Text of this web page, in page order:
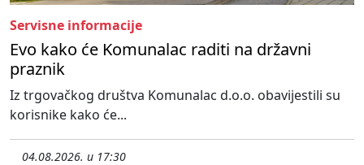
Servisne informacije
Evo kako će Komunalac raditi na državni
praznik
Iz trgovačkog društva Komunalac d.o.o. obavijestili su
korisnike kako će...
04.08.2026. u 17:30